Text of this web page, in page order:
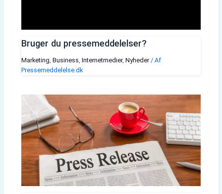
Bruger du pressemeddelelser?
Marketing, Business, Internetmedier, Nyheder/ Af
Pressemeddelelse.dk